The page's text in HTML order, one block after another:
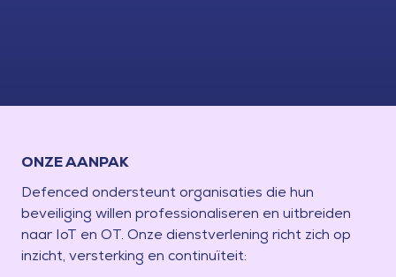
ONZE AANPAK
Defenced ondersteunt organisaties die hun
beveiliging willen professionaliseren en uitbreiden
naar IoT en OT. Onze dienstverlening richt zich op
inzicht, versterking en continuïteit: